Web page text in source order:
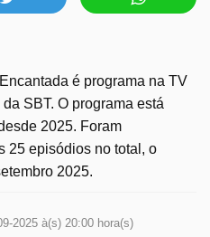
é programa na TV
SBT. O programa está
2025. Foram
25 episódios no total, o
2025.
2025 à(s) 20:00 hora(s)